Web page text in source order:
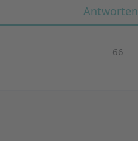
Antworten
66